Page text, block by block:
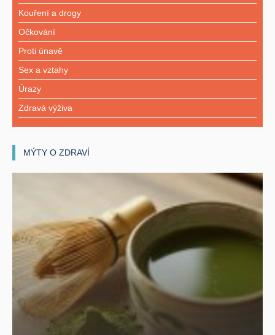
Kouření a drogy
Očkování
Proti únavě
Sex a vztahy
Úrazy
Zdravá výživa
MÝTY O ZDRAVÍ